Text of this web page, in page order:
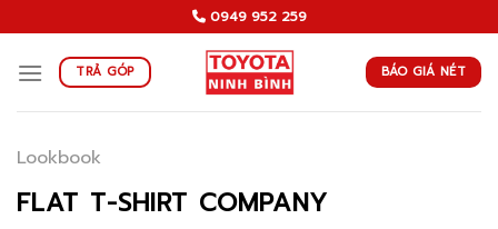
to
content
0949 952 259
TRẢ GÓP BÁO GIÁ NÉT
Lookbook
FLAT T-SHIRT COMPANY